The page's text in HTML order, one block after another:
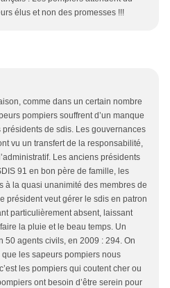
élus et non des promesses !!!
comme dans un certain nombre
pompiers souffrent d’un manque
présidents de sdis. Les gouvernances
vu un transfert de la responsabilité,
Les anciens présidents
91 en bon père de famille, les
à la quasi unanimité des membres de
président veut gérer le sdis en patron
particulièrement absent, laissant
la pluie et le beau temps. Un
50 agents civils, en 2009 : 294. On
les sapeurs pompiers nous
les pompiers qui coutent cher ou
ont besoin d’être serein pour